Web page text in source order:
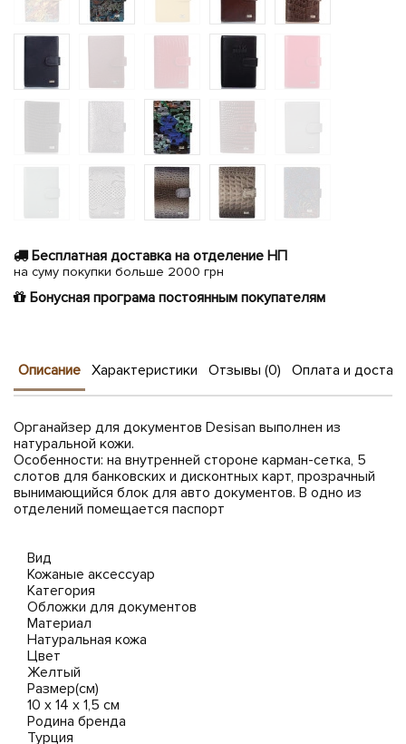
Бесплатная доставка на отделение НП
на суму покупки больше 2000 грн
Бонусная програма постоянным покупателям
Описание Характеристики Отзывы (0) Оплата и
Органайзер для документов Desisan выполнен из
натуральной кожи.
Особенности: на внутренней стороне карман-сетка, 5
слотов для банковских и дисконтных карт, прозрачный
вынимающийся блок для авто документов. В одно из
отделений помещается паспорт
Вид
Кожаные аксессуар
Категория
Обложки для документов
Материал
Натуральная кожа
Цвет
Желтый
Размер(см)
10 x 14 х 1,5 см
Родина бренда
Турция